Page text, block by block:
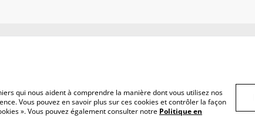
qui nous aident à comprendre la manière dont vous utilisez nos
Vous pouvez en savoir plus sur ces cookies et contrôler la façon
». Vous pouvez également consulter notre Politique en